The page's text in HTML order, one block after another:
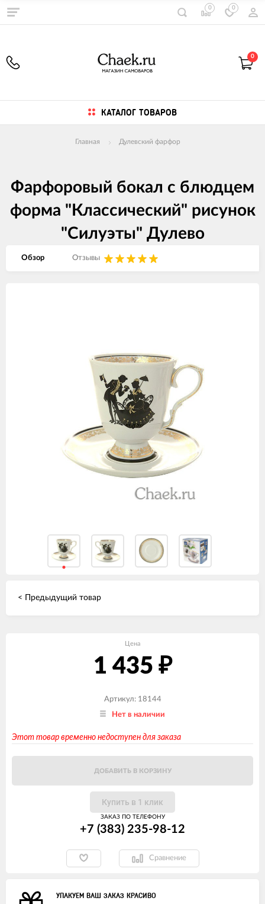
0 0
0
КАТАЛОГ ТОВАРОВ
Главная Дулевский фарфор
Фарфоровый бокал с блюдцем
форма "Классический" рисунок
"Силуэты" Дулево
Обзор Отзывы
< Предыдущий товар
Цена
1 435 ₽
Артикул: 18144
Нет в наличии
Этот товар временно недоступен для заказа
ДОБАВИТЬ В КОРЗИНУ
Купить в 1 клик
ЗАКАЗ ПО ТЕЛЕФОНУ
+7 (383) 235-98-12
Сравнение
УПАКУЕМ ВАШ ЗАКАЗ КРАСИВО